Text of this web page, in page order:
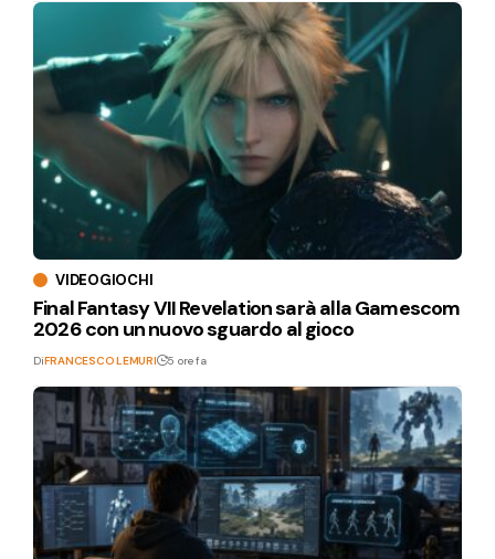
VIDEOGIOCHI
Final Fantasy VII Revelation sarà alla Gamescom
2026 con un nuovo sguardo al gioco
DiFRANCESCO LEMURI 5 ore fa